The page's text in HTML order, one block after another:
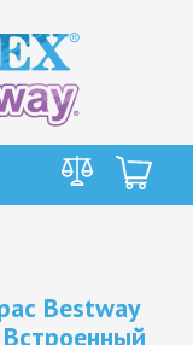
Bestway